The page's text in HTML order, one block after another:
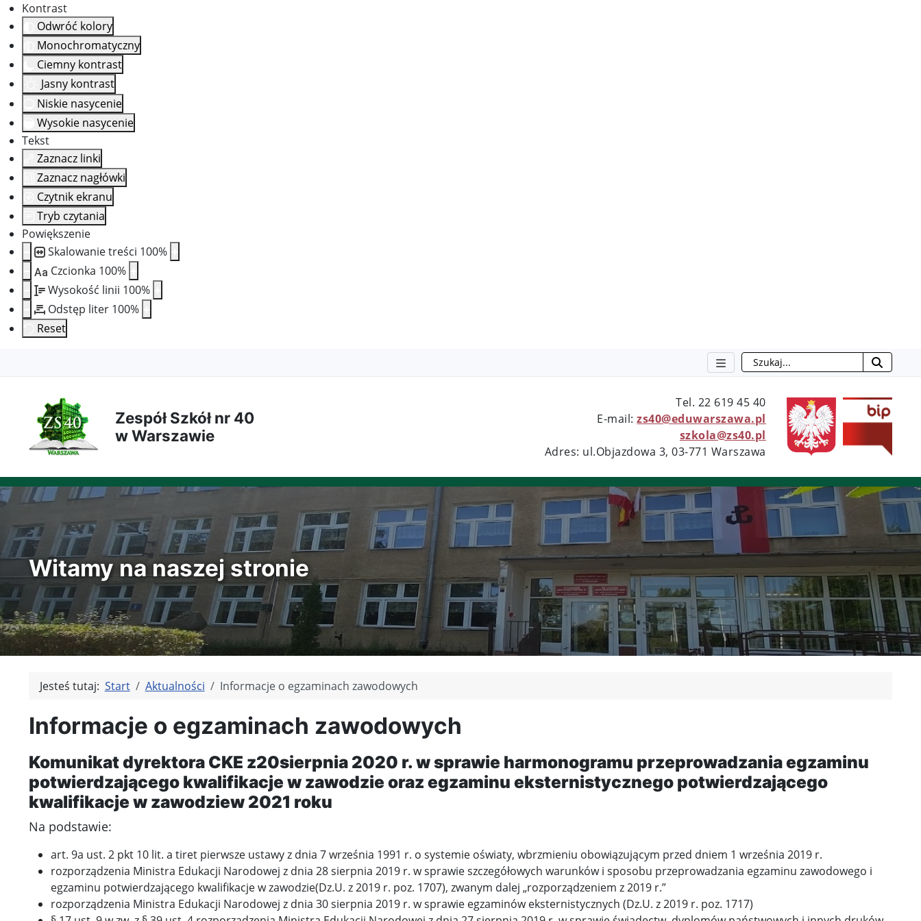
Kontrast
Odwróć kolory
Monochromatyczny
Ciemny kontrast
Jasny kontrast
Niskie nasycenie
Wysokie nasycenie
Tekst
Zaznacz linki
Zaznacz nagłówki
Czytnik ekranu
Tryb czytania
Powiększenie
Skalowanie treści 100%
Aa Czcionka 100%
Wysokość linii 100%
Odstęp liter 100%
Reset
treści
głównej
menu
nawigacyjnego
wyszukiwarki
mapy
strony
Szukaj
Zespół Szkół nr 40
w Warszawie
Tel. 22 619 45 40
E-mail:zs40@eduwarszawa.pl
szkola@zs40.pl
Adres: ul.Objazdowa 3, 03-771 Warszawa
Witamy na naszej stronie
Jesteś tutaj: Start Aktualności Informacje o egzaminach zawodowych
Informacje o egzaminach zawodowych
Komunikat dyrektora CKE z20sierpnia 2020 r. w sprawie harmonogramu przeprowadzania egzaminu
potwierdzającego kwalifikacje w zawodzie oraz egzaminu eksternistycznego potwierdzającego
kwalifikacje w zawodziew 2021 roku
Na podstawie:
art. 9a ust. 2 pkt 10 lit. a tiret pierwsze ustawy z dnia 7 września 1991 r. o systemie oświaty, wbrzmieniu obowiązującym przed dniem 1 września 2019 r.
rozporządzenia Ministra Edukacji Narodowej z dnia 28 sierpnia 2019 r. w sprawie szczegółowych warunków i sposobu przeprowadzania egzaminu zawodowego i
egzaminu potwierdzającego kwalifikacje w zawodzie(Dz.U. z 2019 r. poz. 1707), zwanym dalej „rozporządzeniem z 2019 r.”
rozporządzenia Ministra Edukacji Narodowej z dnia 30 sierpnia 2019 r. w sprawie egzaminów eksternistycznych (Dz.U. z 2019 r. poz. 1717)